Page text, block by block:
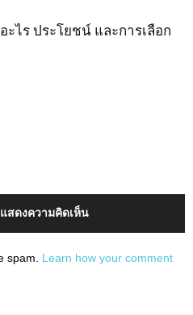
ะไร ประโยชน์ และการเลือก
สดงความคิดเห็น
spam. Learn how your comment